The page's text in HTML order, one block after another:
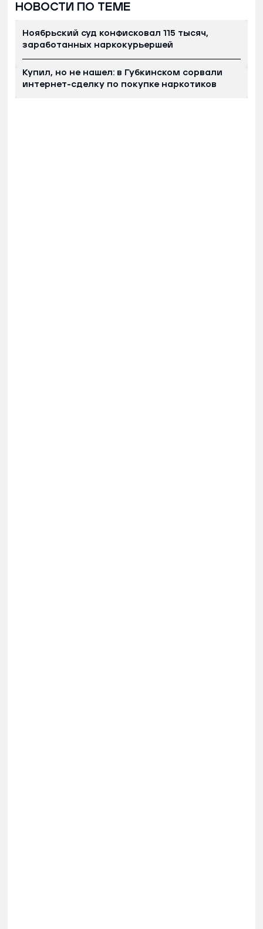
НОВОСТИ ПО ТЕМЕ
Ноябрьский суд конфисковал 115 тысяч,
заработанных наркокурьершей
Купил, но не нашел: в Губкинском сорвали
интернет-сделку по покупке наркотиков